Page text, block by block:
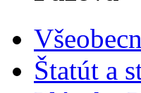
Štatút a